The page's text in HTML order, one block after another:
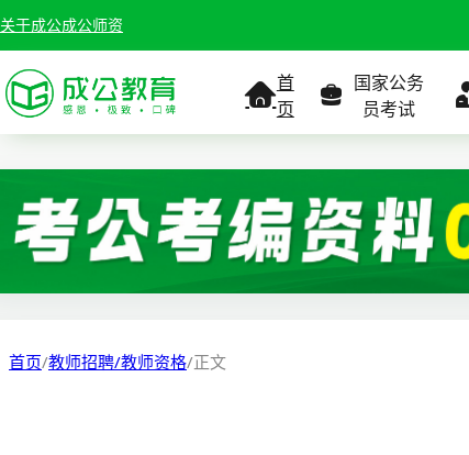
关于成公成公师资
首
页
国家公务
员考试
考试公告
职位表
公务
考试公告
职位表
首页/教师招聘/教师资格/正文